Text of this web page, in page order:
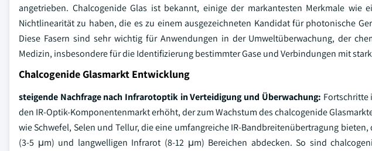
angetrieben. Chalcogenide Glas ist bekannt, einige der markantesten Merkmale wie
Nichtlinearität zu haben, die es zu einem ausgezeichneten Kandidat für photonische
Diese Fasern sind sehr wichtig für Anwendungen in der Umweltüberwachung, der
Medizin, insbesondere für die Identifizierung bestimmter Gase und Verbindungen mit
Chalcogenide Glasmarkt Entwicklung
steigende Nachfrage nach Infrarotoptik in Verteidigung und Überwachung: Fortschritte
den IR-Optik-Komponentenmarkt erhöht, der zum Wachstum des chalcogenide
wie Schwefel, Selen und Tellur, die eine umfangreiche IR-Bandbreitenübertragung
(3-5 μm) und langwelligen Infrarot (8-12 μm) Bereichen abdecken. So sind